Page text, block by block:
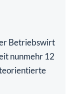
Betriebswirt
nunmehr 12